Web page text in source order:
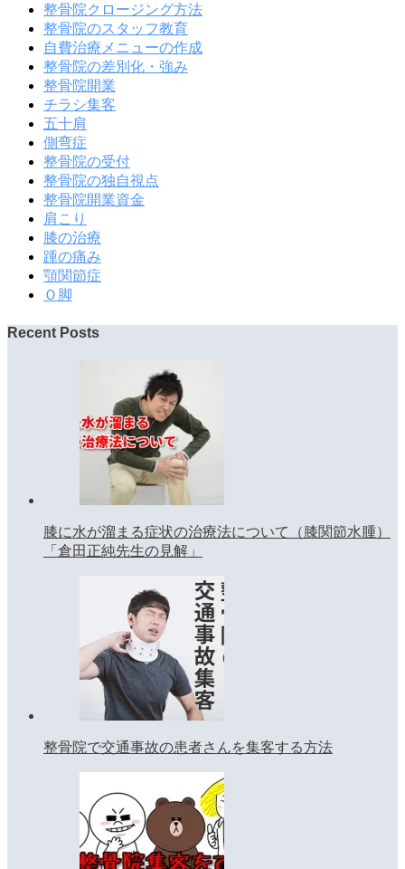
整骨院クロージング方法
整骨院のスタッフ教育
自費治療メニューの作成
整骨院の差別化・強み
整骨院開業
チラシ集客
五十肩
側弯症
整骨院の受付
整骨院の独自視点
整骨院開業資金
肩こり
膝の治療
踵の痛み
顎関節症
Ｏ脚
Recent Posts
膝に水が溜まる症状の治療法について（膝関節水腫）
「倉田正純先生の見解」
整骨院で交通事故の患者さんを集客する方法